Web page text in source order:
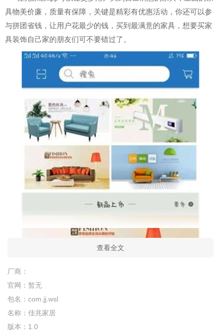
具物美价廉，质量有保障，关键是精彩有优惠活动，你还可以参
与拼团省钱，让用户花最少的钱，买到最满意的家具，想要买家
具装饰自己家的朋友们可不要错过了。
查看全文
厂商：
官网： 暂无
包名： com.jj.wsl
名称： 佳兆家居
版本： 1.0